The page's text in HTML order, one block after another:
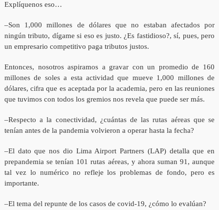
Explíquenos eso…
–Son 1,000 millones de dólares que no estaban afectados por
ningún tributo, dígame si eso es justo. ¿Es fastidioso?, sí, pues, pero
un empresario competitivo paga tributos justos.
Entonces, nosotros aspiramos a gravar con un promedio de 160
millones de soles a esta actividad que mueve 1,000 millones de
dólares, cifra que es aceptada por la academia, pero en las reuniones
que tuvimos con todos los gremios nos revela que puede ser más.
–Respecto a la conectividad, ¿cuántas de las rutas aéreas que se
tenían antes de la pandemia volvieron a operar hasta la fecha?
–El dato que nos dio Lima Airport Partners (LAP) detalla que en
prepandemia se tenían 101 rutas aéreas, y ahora suman 91, aunque
tal vez lo numérico no refleje los problemas de fondo, pero es
importante.
–El tema del repunte de los casos de covid-19, ¿cómo lo evalúan?